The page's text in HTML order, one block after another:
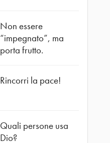
Non essere
“impegnato”, ma
porta frutto.
Rincorri la pace!
Quali persone usa
Dio?